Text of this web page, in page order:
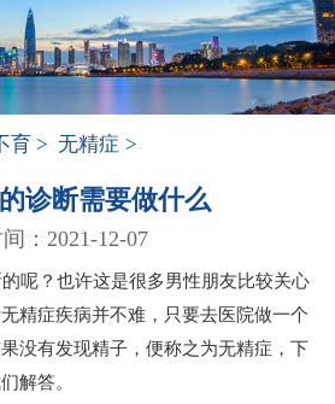
育 > 无精症 >
诊断需要做什么
：2021-12-07
呢？也许这是很多男性朋友比较关心
精症疾病并不难，只要去医院做一个
没有发现精子，便称之为无精症，下
解答。